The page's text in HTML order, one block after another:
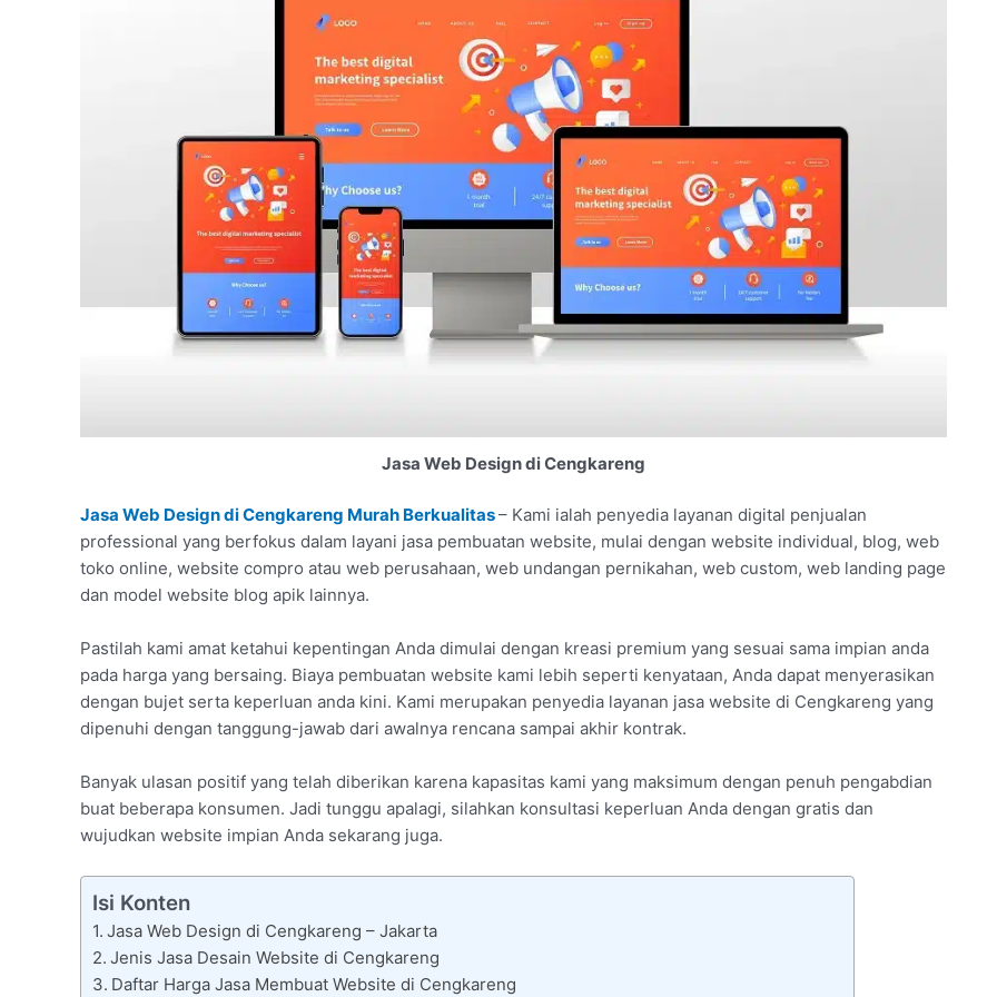
Jasa Web Design di Cengkareng
Jasa Web Design di Cengkareng Murah Berkualitas– Kami ialah penyedia layanan digital penjualan
professional yang berfokus dalam layani jasa pembuatan website, mulai dengan website individual, blog, web
toko online, website compro atau web perusahaan, web undangan pernikahan, web custom, web landing page
dan model website blog apik lainnya.
Pastilah kami amat ketahui kepentingan Anda dimulai dengan kreasi premium yang sesuai sama impian anda
pada harga yang bersaing. Biaya pembuatan website kami lebih seperti kenyataan, Anda dapat menyerasikan
dengan bujet serta keperluan anda kini. Kami merupakan penyedia layanan jasa website di Cengkareng yang
dipenuhi dengan tanggung-jawab dari awalnya rencana sampai akhir kontrak.
Banyak ulasan positif yang telah diberikan karena kapasitas kami yang maksimum dengan penuh pengabdian
buat beberapa konsumen. Jadi tunggu apalagi, silahkan konsultasi keperluan Anda dengan gratis dan
wujudkan website impian Anda sekarang juga.
Isi Konten
Jasa Web Design di Cengkareng – Jakarta
Jenis Jasa Desain Website di Cengkareng
Daftar Harga Jasa Membuat Website di Cengkareng